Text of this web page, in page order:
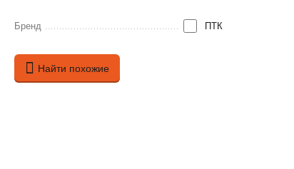
Бренд ПТК
Найти похожие